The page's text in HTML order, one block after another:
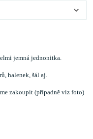
jemná jednonitka.
halenek, šál aj.
zakoupit (případně viz foto)